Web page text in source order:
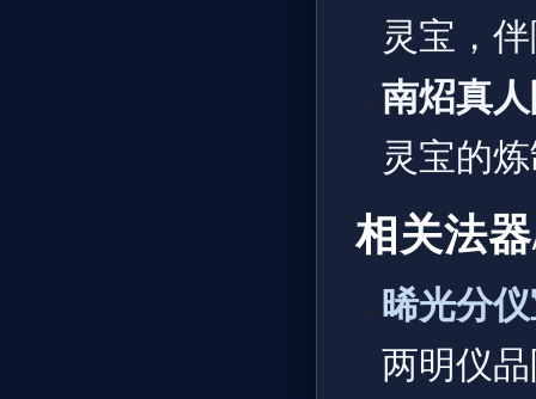
灵宝，
南炤真
灵宝的
相关法
晞光分
两明仪